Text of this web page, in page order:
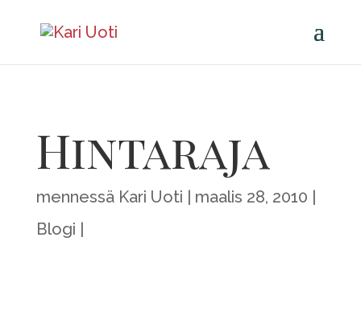
Hintaraja
mennessä Kari Uoti
maalis 28, 2010
Blogi